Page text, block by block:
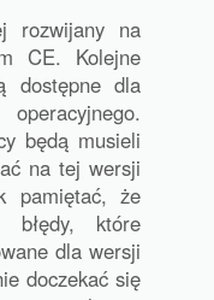
rozwijany na
CE. Kolejne
dostępne dla
będą musieli
na tej wersji
pamiętać, że
błędy, które
dla wersji
doczekać się